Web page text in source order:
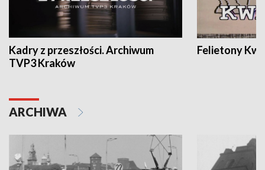
Kadry z przeszłości. Archiwum
TVP3 Kraków
Felietony
ARCHIWA